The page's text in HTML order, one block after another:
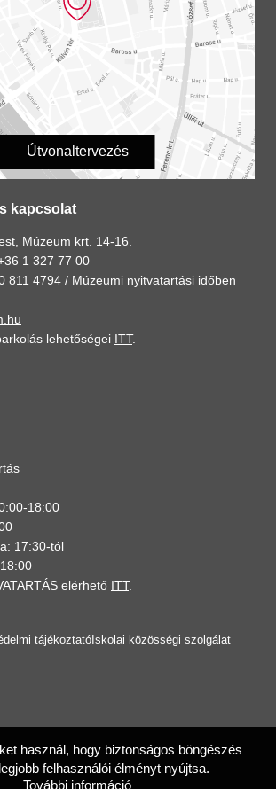
Útvonaltervezés
kapcsolat
Múzeum krt. 14-16.
1 327 77 00
811 4794 / Múzeumi nyitvatartási időben
lehetőségei ITT.
18:00
17:30-tól
elérhető ITT.
tájékoztató Iskolai közösségi szolgálat
használ, hogy biztonságos böngészés
felhasználói élményt nyújtsa.
További információ